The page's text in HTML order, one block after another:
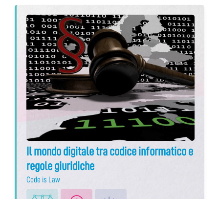
Il mondo digitale tra codice informatico e
regole giuridiche
Code is Law